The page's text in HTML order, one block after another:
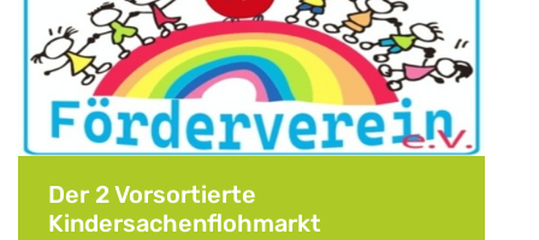
Der 2 Vorsortierte
Kindersachenflohmarkt